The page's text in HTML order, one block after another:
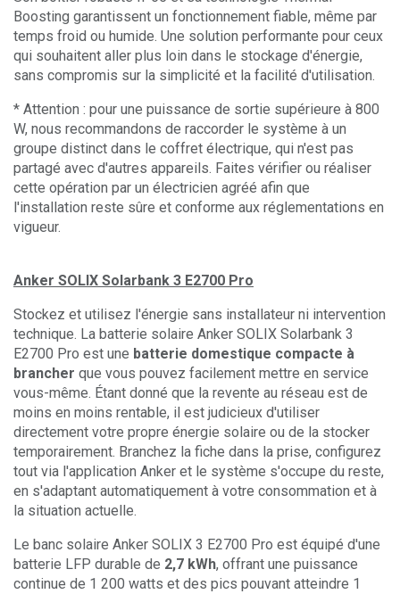
Boosting garantissent un fonctionnement fiable, même par
temps froid ou humide. Une solution performante pour ceux
qui souhaitent aller plus loin dans le stockage d'énergie,
sans compromis sur la simplicité et la facilité d'utilisation.
* Attention : pour une puissance de sortie supérieure à 800
W, nous recommandons de raccorder le système à un
groupe distinct dans le coffret électrique, qui n'est pas
partagé avec d'autres appareils. Faites vérifier ou réaliser
cette opération par un électricien agréé afin que
l'installation reste sûre et conforme aux réglementations en
vigueur.
Anker SOLIX Solarbank 3 E2700 Pro
Stockez et utilisez l'énergie sans installateur ni intervention
technique. La batterie solaire Anker SOLIX Solarbank 3
E2700 Pro est une batterie domestique compacte à
brancher que vous pouvez facilement mettre en service
vous-même. Étant donné que la revente au réseau est de
moins en moins rentable, il est judicieux d'utiliser
directement votre propre énergie solaire ou de la stocker
temporairement. Branchez la fiche dans la prise, configurez
tout via l'application Anker et le système s'occupe du reste,
en s'adaptant automatiquement à votre consommation et à
la situation actuelle.
Le banc solaire Anker SOLIX 3 E2700 Pro est équipé d'une
batterie LFP durable de 2,7 kWh, offrant une puissance
continue de 1 200 watts et des pics pouvant atteindre 1